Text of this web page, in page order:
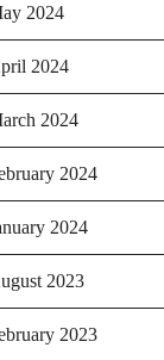
2024
2024
2024
2024
2024
2023
2023